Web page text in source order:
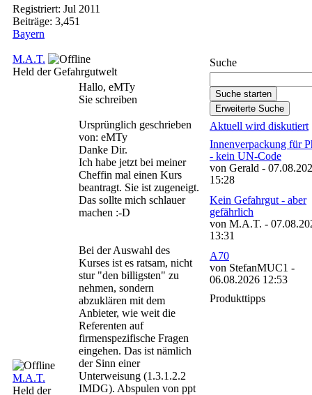
Registriert: Jul 2011
Beiträge: 3,451
Bayern
M.A.T.
Held der Gefahrgutwelt
M.A.T.
Held der
Hallo, eMTy
Sie schreiben
Ursprünglich geschrieben
von: eMTy
Danke Dir.
Ich habe jetzt bei meiner
Cheffin mal einen Kurs
beantragt. Sie ist zugeneigt.
Das sollte mich schlauer
machen :-D
Bei der Auswahl des
Kurses ist es ratsam, nicht
stur "den billigsten" zu
nehmen, sondern
abzuklären mit dem
Anbieter, wie weit die
Referenten auf
firmenspezifische Fragen
eingehen. Das ist nämlich
der Sinn einer
Unterweisung (1.3.1.2.2
IMDG). Abspulen von ppt
Suche
Aktuell wird diskutiert
Innenverpackung für
- kein UN-Code
von Gerald -
15:28
Kein Gefahrgut - aber
gefährlich
von M.A.T. -
13:31
A70
von StefanMUC1 -
06.08.2026 12:53
Produkttipps